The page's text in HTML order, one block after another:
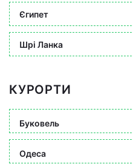
Єгипет
Шрі Ланка
КУРОРТИ
Буковель
Одеса